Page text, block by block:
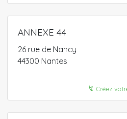
ANNEXE 44
26 rue de Nancy
44300 Nantes
↯ Créez